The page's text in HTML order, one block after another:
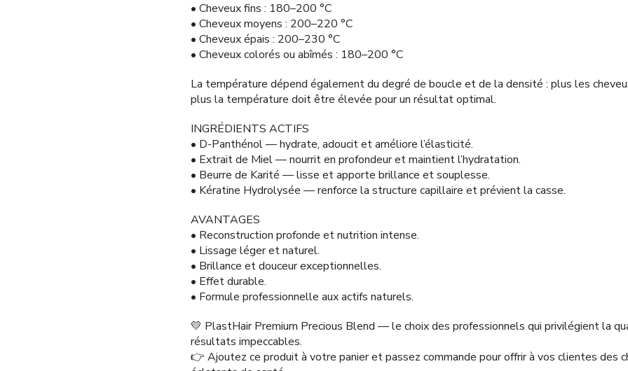
• Cheveux fins : 180–200 °C
• Cheveux moyens : 200–220 °C
• Cheveux épais : 200–230 °C
• Cheveux colorés ou abîmés : 180–200 °C
La température dépend également du degré de boucle et de la densité : plus les
plus la température doit être élevée pour un résultat optimal.
INGRÉDIENTS ACTIFS
• D-Panthénol — hydrate, adoucit et améliore l’élasticité.
• Extrait de Miel — nourrit en profondeur et maintient l’hydratation.
• Beurre de Karité — lisse et apporte brillance et souplesse.
• Kératine Hydrolysée — renforce la structure capillaire et prévient la casse.
AVANTAGES
• Reconstruction profonde et nutrition intense.
• Lissage léger et naturel.
• Brillance et douceur exceptionnelles.
• Effet durable.
• Formule professionnelle aux actifs naturels.
💛 PlastHair Premium Precious Blend — le choix des professionnels qui privilégient la
résultats impeccables.
👉 Ajoutez ce produit à votre panier et passez commande pour offrir à vos clientes des